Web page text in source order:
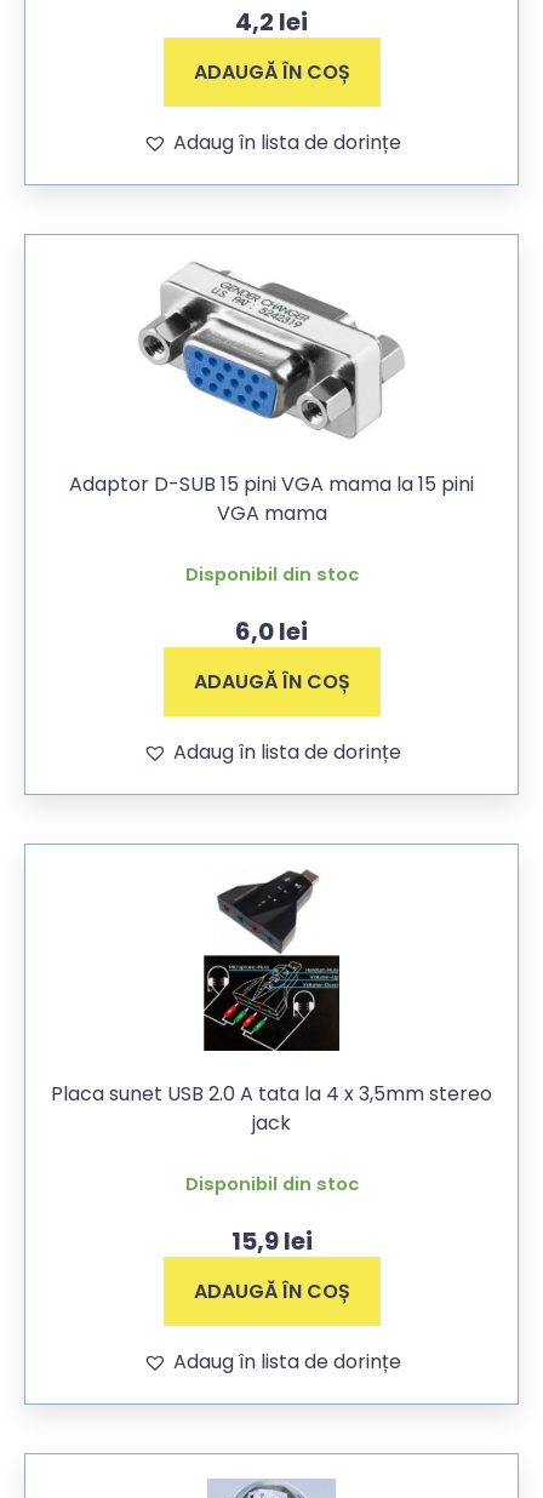
4,2 lei
ADAUGĂ ÎN COȘ
Adaug în lista de dorințe
Adaptor D-SUB 15 pini VGA mama la 15 pini
VGA mama
Disponibil din stoc
6,0lei
ADAUGĂ ÎN COȘ
Adaug în lista de dorințe
Placa sunet USB 2.0 A tata la 4 x 3,5mm stereo
jack
Disponibil din stoc
15,9lei
ADAUGĂ ÎN COȘ
Adaug în lista de dorințe